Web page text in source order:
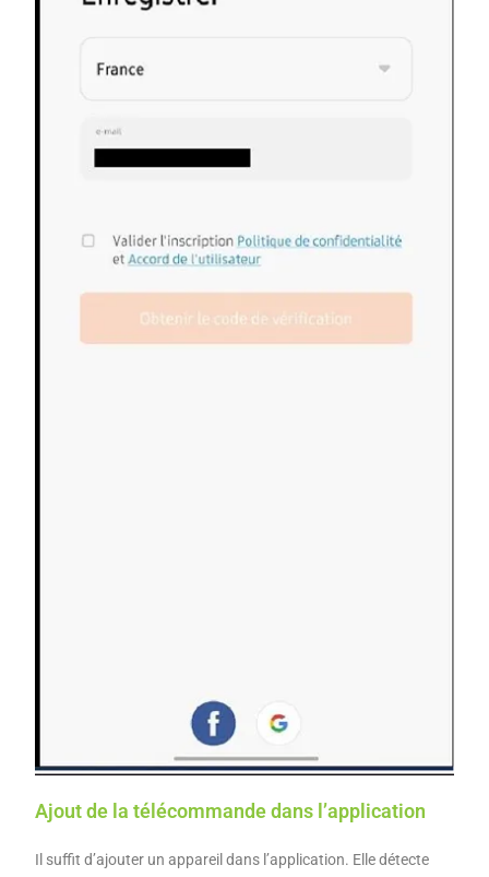
Ajout de la télécommande dans l’application
Il suffit d’ajouter un appareil dans l’application. Elle détecte